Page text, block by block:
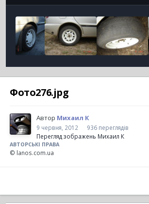
Фото276.jpg
Автор Михаил К
9 червня, 2012
936 переглядів
Перегляд зображень Михаил К
АВТОРСЬКІ ПРАВА
© lanos.com.ua